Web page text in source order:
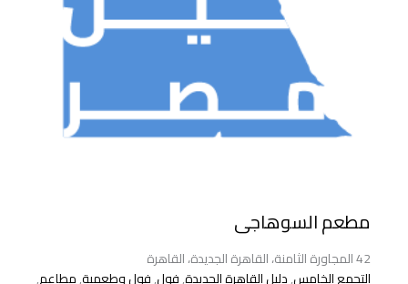
مطعم السوهاجى
42 المجاورة الثامنة، القاهرة الجديدة، القاهرة
التجمع الخامس,دليل القاهرة الجديدة,فول,فول وطعمية,مطاعم,